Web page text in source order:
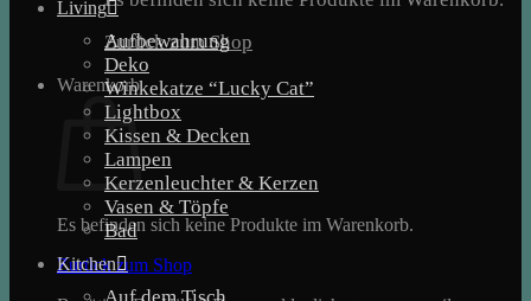
Zurück zum Shop
Warenkorb
Es befinden sich keine Produkte im Warenkorb.
Zurück zum Shop
Living
Aufbewahrung
Deko
Winkekatze “Lucky Cat”
Lightbox
Kissen & Decken
Lampen
Kerzenleuchter & Kerzen
Vasen & Töpfe
Bad
Kitchen